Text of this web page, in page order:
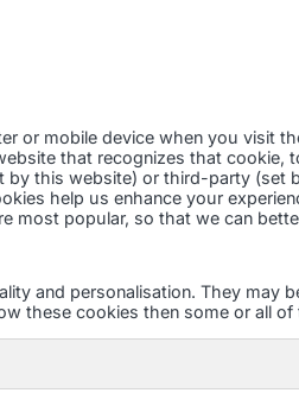
or mobile device when you visit
that recognizes that cookie,
this website) or third-party (set
help us enhance your
most popular, so that we can
and personalisation. They may
cookies then some or all of